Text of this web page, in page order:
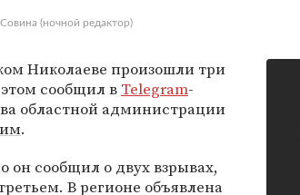
(ночной редактор)
Николаеве произошли три
сообщил в Telegram-
областной администрации
.
он сообщил о двух взрывах,
В регионе объявлена